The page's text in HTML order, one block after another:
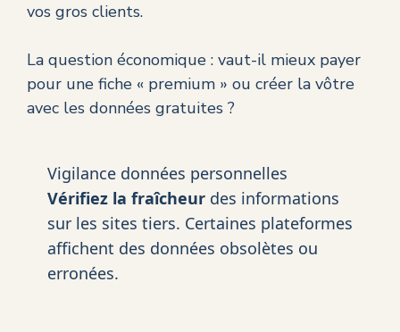
vos gros clients.
La question économique : vaut-il mieux payer
pour une fiche « premium » ou créer la vôtre
avec les données gratuites ?
Vigilance données personnelles
Vérifiez la fraîcheurdes informations
sur les sites tiers. Certaines plateformes
affichent des données obsolètes ou
erronées.